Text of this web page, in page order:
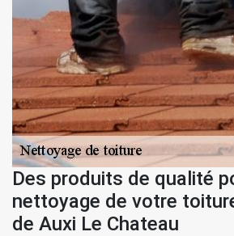
Des produits de qualité
nettoyage de votre
de Auxi Le Chateau